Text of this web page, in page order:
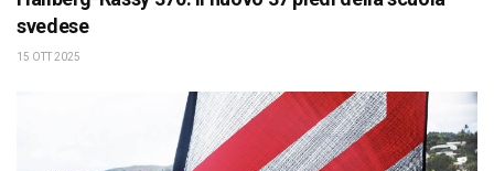
svedese
15 OTT 2025